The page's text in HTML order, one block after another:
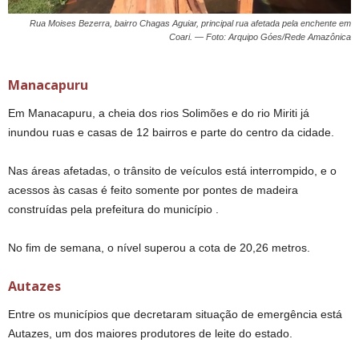
Rua Moises Bezerra, bairro Chagas Aguiar, principal rua afetada pela enchente em
Coari. — Foto: Arquipo Góes/Rede Amazônica
Manacapuru
Em Manacapuru, a cheia dos rios Solimões e do rio Miriti já
inundou ruas e casas de 12 bairros e parte do centro da cidade.
Nas áreas afetadas, o trânsito de veículos está interrompido, e o
acessos às casas é feito somente por pontes de madeira
construídas pela prefeitura do município .
No fim de semana, o nível superou a cota de 20,26 metros.
Autazes
Entre os municípios que decretaram situação de emergência está
Autazes, um dos maiores produtores de leite do estado.